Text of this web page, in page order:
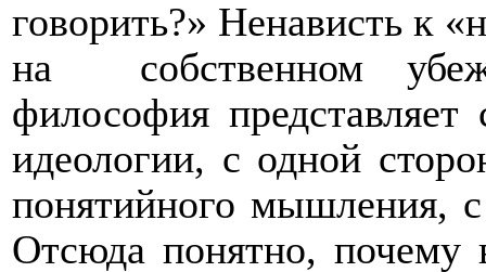
говорить?» Ненависть к
на
собственном
философия представляет
идеологии, с одной
понятийного мышления,
Отсюда понятно, почему